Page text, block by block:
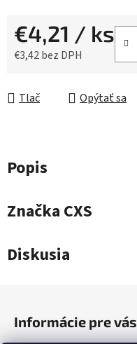
€4,21 / ks
€3,42 bez DPH
Tlač Opýtať sa
Popis
Značka CXS
Diskusia
Informácie pre vás